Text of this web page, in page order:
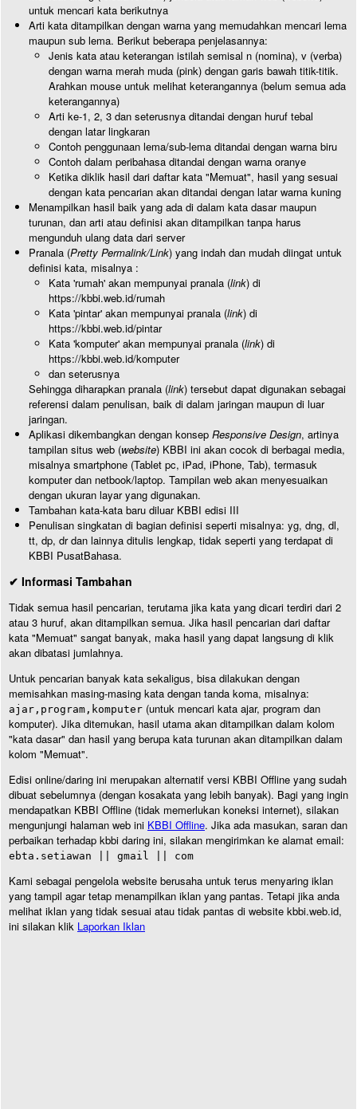
untuk mencari kata berikutnya
Arti kata ditampilkan dengan warna yang memudahkan mencari lema
maupun sub lema. Berikut beberapa penjelasannya:
Jenis kata atau keterangan istilah semisal n (nomina), v (verba)
dengan warna merah muda (pink) dengan garis bawah titik-titik.
Arahkan mouse untuk melihat keterangannya (belum semua ada
keterangannya)
Arti ke-1, 2, 3 dan seterusnya ditandai dengan huruf tebal
dengan latar lingkaran
Contoh penggunaan lema/sub-lema ditandai dengan warna biru
Contoh dalam peribahasa ditandai dengan warna oranye
Ketika diklik hasil dari daftar kata "Memuat", hasil yang sesuai
dengan kata pencarian akan ditandai dengan latar warna kuning
Menampilkan hasil baik yang ada di dalam kata dasar maupun
turunan, dan arti atau definisi akan ditampilkan tanpa harus
mengunduh ulang data dari server
Pranala (Pretty Permalink/Link) yang indah dan mudah diingat untuk
definisi kata, misalnya :
Kata 'rumah' akan mempunyai pranala (link) di
https://kbbi.web.id/rumah
Kata 'pintar' akan mempunyai pranala (link) di
https://kbbi.web.id/pintar
Kata 'komputer' akan mempunyai pranala (link) di
https://kbbi.web.id/komputer
dan seterusnya
Sehingga diharapkan pranala (link) tersebut dapat digunakan sebagai
referensi dalam penulisan, baik di dalam jaringan maupun di luar
jaringan.
Aplikasi dikembangkan dengan konsep Responsive Design, artinya
tampilan situs web (website) KBBI ini akan cocok di berbagai media,
misalnya smartphone (Tablet pc, iPad, iPhone, Tab), termasuk
komputer dan netbook/laptop. Tampilan web akan menyesuaikan
dengan ukuran layar yang digunakan.
Tambahan kata-kata baru diluar KBBI edisi III
Penulisan singkatan di bagian definisi seperti misalnya: yg, dng, dl,
tt, dp, dr dan lainnya ditulis lengkap, tidak seperti yang terdapat di
KBBI PusatBahasa.
✔ Informasi Tambahan
Tidak semua hasil pencarian, terutama jika kata yang dicari terdiri dari 2
atau 3 huruf, akan ditampilkan semua. Jika hasil pencarian dari daftar
kata "Memuat" sangat banyak, maka hasil yang dapat langsung di klik
akan dibatasi jumlahnya.
Untuk pencarian banyak kata sekaligus, bisa dilakukan dengan
memisahkan masing-masing kata dengan tanda koma, misalnya:
ajar,program,komputer (untuk mencari kata ajar, program dan
komputer). Jika ditemukan, hasil utama akan ditampilkan dalam kolom
"kata dasar" dan hasil yang berupa kata turunan akan ditampilkan dalam
kolom "Memuat".
Edisi online/daring ini merupakan alternatif versi KBBI Offline yang sudah
dibuat sebelumnya (dengan kosakata yang lebih banyak). Bagi yang ingin
mendapatkan KBBI Offline (tidak memerlukan koneksi internet), silakan
mengunjungi halaman web ini KBBI Offline. Jika ada masukan, saran dan
perbaikan terhadap kbbi daring ini, silakan mengirimkan ke alamat email:
ebta.setiawan || gmail || com
Kami sebagai pengelola website berusaha untuk terus menyaring iklan
yang tampil agar tetap menampilkan iklan yang pantas. Tetapi jika anda
melihat iklan yang tidak sesuai atau tidak pantas di website kbbi.web.id,
ini silakan klik Laporkan Iklan